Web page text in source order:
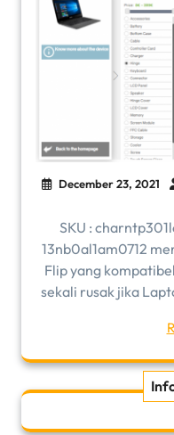
December 23, 2021
SKU :
13nb0al1am0712
Flip yang
sekali rusak jika